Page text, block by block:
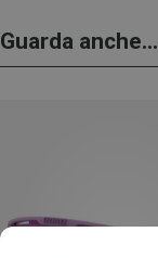
Guarda anche...